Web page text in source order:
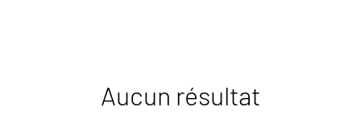
Aucun résultat